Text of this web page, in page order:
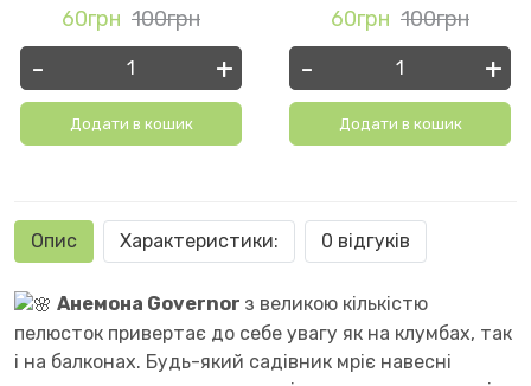
60грн 100грн
- +
Додати в кошик
60грн 100грн
- +
Додати в кошик
Опис Характеристики: 0 відгуків
Анемона Governor з великою кількістю
пелюсток привертає до себе увагу як на клумбах, так
і на балконах. Будь-який садівник мріє навесні